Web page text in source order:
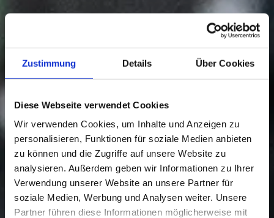
Zustimmung Details Über Cookies
Diese Webseite verwendet Cookies
Wir verwenden Cookies, um Inhalte und Anzeigen zu
personalisieren, Funktionen für soziale Medien anbieten
zu können und die Zugriffe auf unsere Website zu
analysieren. Außerdem geben wir Informationen zu Ihrer
Verwendung unserer Website an unsere Partner für
soziale Medien, Werbung und Analysen weiter. Unsere
Partner führen diese Informationen möglicherweise mit